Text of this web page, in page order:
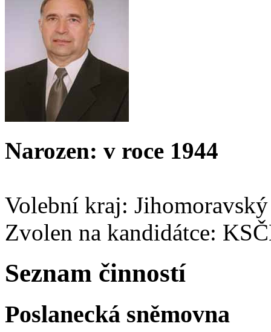
Narozen: v roce 1944
Volební kraj: Jihomoravský
Zvolen na kandidátce:
Seznam činností
Poslanecká sněmovna